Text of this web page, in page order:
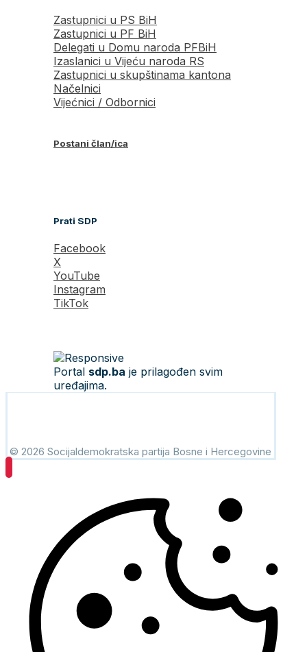
Zastupnici u PS BiH
Zastupnici u PF BiH
Delegati u Domu naroda PFBiH
Izaslanici u Vijeću naroda RS
Zastupnici u skupštinama kantona
Načelnici
Vijećnici / Odbornici
Postani član/ica
Prati SDP
Facebook
X
YouTube
Instagram
TikTok
Portal sdp.ba je prilagođen svim
uređajima.
© 2026 Socijaldemokratska partija Bosne i Hercegovine